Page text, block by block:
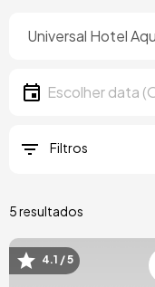
Data
Escolher data
Filtros
5 resultados
Imagem
4.1 / 5